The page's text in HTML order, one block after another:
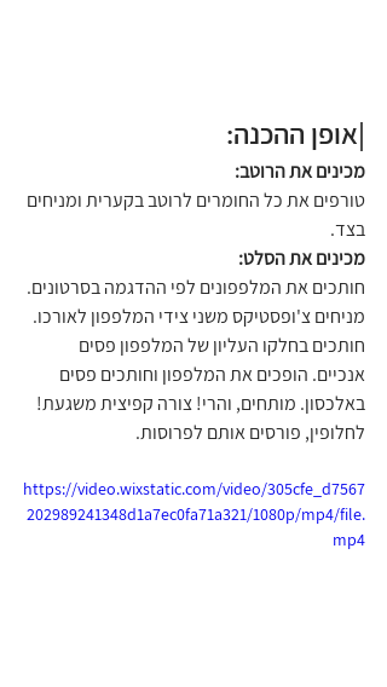
|אופן ההכנה:
מכינים את הרוטב:
טורפים את כל החומרים לרוטב בקערית ומניחים
בצד.
מכינים את הסלט:
חותכים את המלפפונים לפי ההדגמה בסרטונים.
מניחים צ'ופסטיקס משני צידי המלפפון לאורכו.
חותכים בחלקו העליון של המלפפון פסים
אנכיים. הופכים את המלפפון וחותכים פסים
באלכסון. מותחים, והרי! צורה קפיצית משגעת!
לחלופין, פורסים אותם לפרוסות.
https://video.wixstatic.com/video/305cfe_d7567
202989241348d1a7ec0fa71a321/1080p/mp4/file.
mp4